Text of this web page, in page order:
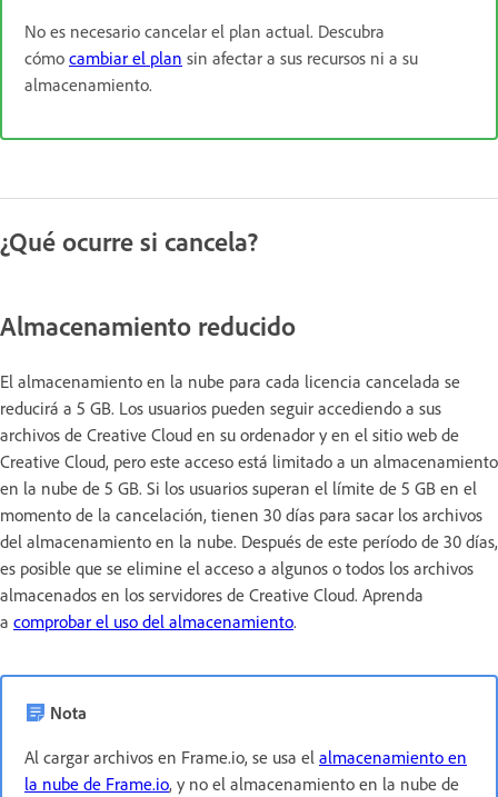
No es necesario cancelar el plan actual. Descubra
cómo cambiar el plan sin afectar a sus recursos ni a su
almacenamiento.
¿Qué ocurre si cancela?
Almacenamiento reducido
El almacenamiento en la nube para cada licencia cancelada se
reducirá a 5 GB. Los usuarios pueden seguir accediendo a sus
archivos de Creative Cloud en su ordenador y en el sitio web de
Creative Cloud, pero este acceso está limitado a un almacenamiento
en la nube de 5 GB. Si los usuarios superan el límite de 5 GB en el
momento de la cancelación, tienen 30 días para sacar los archivos
del almacenamiento en la nube. Después de este período de 30 días,
es posible que se elimine el acceso a algunos o todos los archivos
almacenados en los servidores de Creative Cloud. Aprenda
a comprobar el uso del almacenamiento.
Nota
Al cargar archivos en Frame.io, se usa el almacenamiento en
la nube de Frame.io, y no el almacenamiento en la nube de